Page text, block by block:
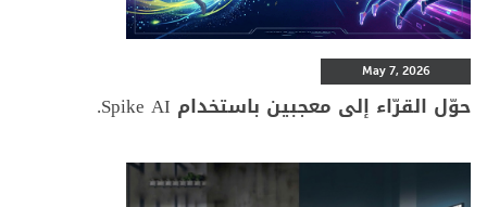
May 7, 2026
حوّل القرّاء إلى معجبين باستخدام Spike AI.